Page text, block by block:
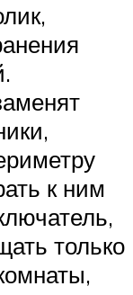
к ним
только